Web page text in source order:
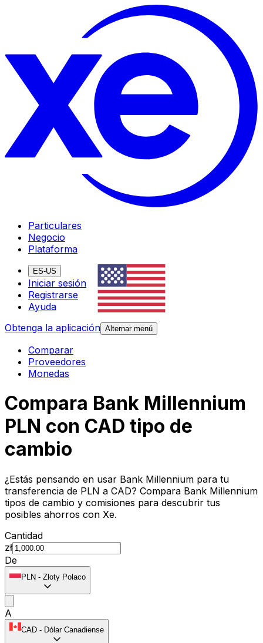
Particulares
Negocio
Plataforma
ES-US
Iniciar sesión
Registrarse
Ayuda
Obtenga la aplicación Alternar menú
Comparar
Proveedores
Monedas
Compara Bank Millennium
PLN con CAD tipo de
cambio
¿Estás pensando en usar Bank Millennium para tu
transferencia de PLN a CAD? Compara Bank Millennium
tipos de cambio y comisiones para descubrir tus
posibles ahorros con Xe.
Cantidad
zł
De
PLN - Zloty Polaco
A
CAD - Dólar Canadiense